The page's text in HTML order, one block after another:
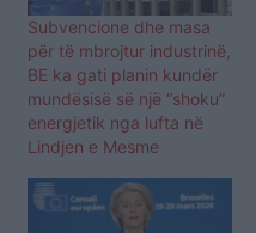
Subvencione dhe masa
për të mbrojtur industrinë,
BE ka gati planin kundër
mundësisë së një “shoku”
energjetik nga lufta në
Lindjen e Mesme